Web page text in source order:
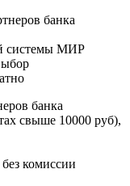
банка
системы МИР
банка
свыше 10000 руб),
комиссии